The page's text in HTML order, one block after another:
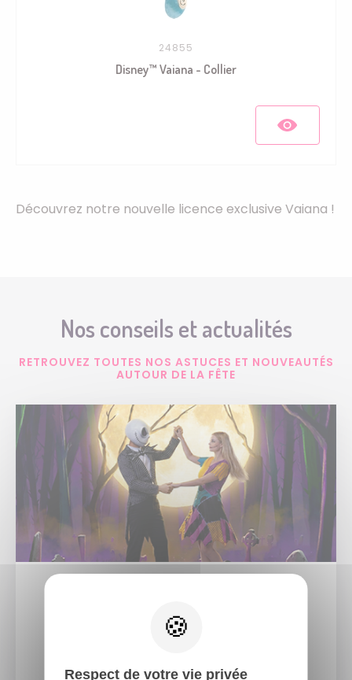
24855
Disney™ Vaiana - Collier
Découvrez notre nouvelle licence exclusive Vaiana !
Nos conseils et actualités
RETROUVEZ TOUTES NOS ASTUCES ET NOUVEAUTÉS
AUTOUR DE LA FÊTE
Respect de votre vie privée